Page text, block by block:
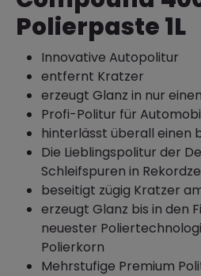
Polierpaste 1L
Innovative Autopolitur
entfernt Kratzer
erzeugt Glanz in nur
Profi-Politur für
hinterlässt überall einen
Die Lieblingspolitur der
Schleifspuren in
beseitigt zügig Kratzer
erzeugt Glanz bis in den
neuester
Polierkorn
Mehrstufige Premium